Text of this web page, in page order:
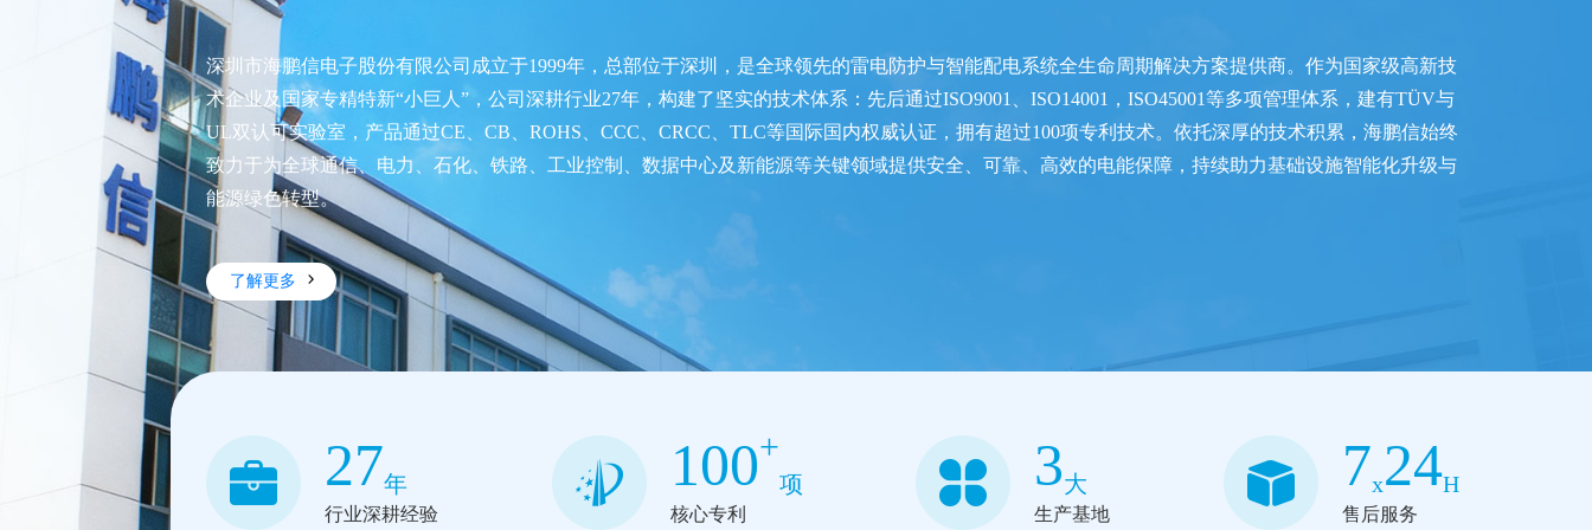
深圳市海鹏信电子股份有限公司成立于1999年，总部位于深圳，是全球领先的雷电防护与智能配电系统全生命周期解决方案提供商。作为国家级高新技
术企业及国家专精特新“小巨人”，公司深耕行业27年，构建了坚实的技术体系：先后通过ISO9001、ISO14001，ISO45001等多项管理体系，建有TÜV与
UL双认可实验室，产品通过CE、CB、ROHS、CCC、CRCC、TLC等国际国内权威认证，拥有超过100项专利技术。依托深厚的技术积累，海鹏信始终
致力于为全球通信、电力、石化、铁路、工业控制、数据中心及新能源等关键领域提供安全、可靠、高效的电能保障，持续助力基础设施智能化升级与
能源绿色转型。
了解更多
27年
行业深耕经验
100+
项
核心专利
3大
生产基地
7x24H
售后服务